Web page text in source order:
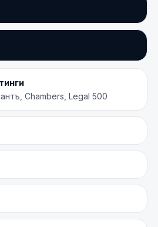
Chambers, Legal 500